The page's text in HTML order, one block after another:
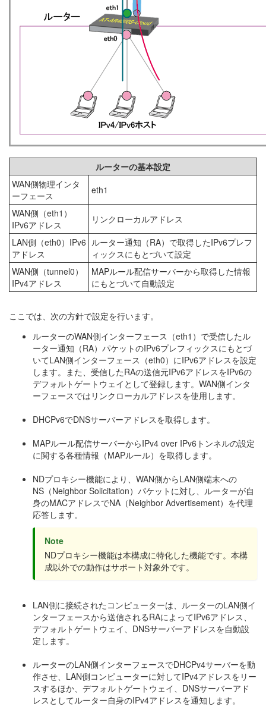
ルーターの基本設定
WAN側物理インタ
ーフェース
eth1
WAN側（eth1）
IPv6アドレス
リンクローカルアドレス
LAN側（eth0）IPv6
アドレス
ルーター通知（RA）で取得したIPv6プレフ
ィックスにもとづいて設定
WAN側（tunnel0）
IPv4アドレス
MAPルール配信サーバーから取得した情報
にもとづいて自動設定
ここでは、次の方針で設定を行います。
ルーターのWAN側インターフェース（eth1）で受信したル
ーター通知（RA）パケットのIPv6プレフィックスにもとづ
いてLAN側インターフェース（eth0）にIPv6アドレスを設定
します。また、受信したRAの送信元IPv6アドレスをIPv6の
デフォルトゲートウェイとして登録します。WAN側インタ
ーフェースではリンクローカルアドレスを使用します。
DHCPv6でDNSサーバーアドレスを取得します。
MAPルール配信サーバーからIPv4 over IPv6トンネルの設定
に関する各種情報（MAPルール）を取得します。
NDプロキシー機能により、WAN側からLAN側端末への
NS（Neighbor Solicitation）パケットに対し、ルーターが自
身のMACアドレスでNA（Neighbor Advertisement）を代理
応答します。
Note
NDプロキシー機能は本構成に特化した機能です。本構
成以外での動作はサポート対象外です。
LAN側に接続されたコンピューターは、ルーターのLAN側イ
ンターフェースから送信されるRAによってIPv6アドレス、
デフォルトゲートウェイ、DNSサーバーアドレスを自動設
定します。
ルーターのLAN側インターフェースでDHCPv4サーバーを動
作させ、LAN側コンピューターに対してIPv4アドレスをリー
スするほか、デフォルトゲートウェイ、DNSサーバーアド
レスとしてルーター自身のIPv4アドレスを通知します。